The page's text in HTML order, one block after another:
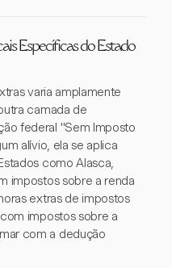
Específicas do Estado
varia amplamente
camada de
federal "Sem Imposto
alívio, ela se aplica
como Alasca,
impostos sobre a renda
extras de impostos
impostos sobre a
com a dedução